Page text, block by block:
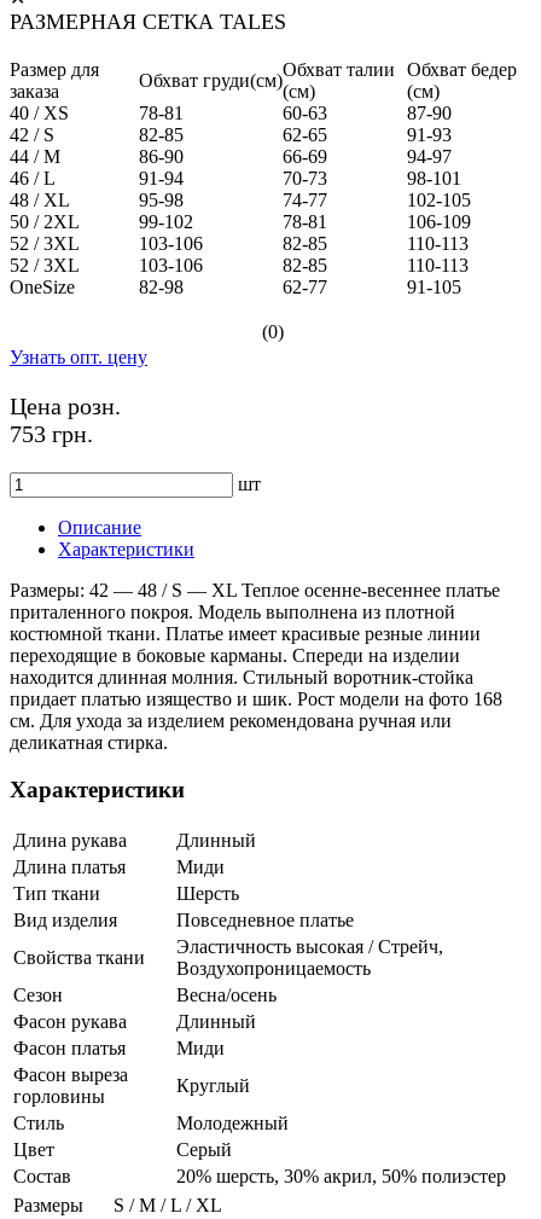
РАЗМЕРНАЯ СЕТКА TALES
Размер для
заказа
Обхват груди(см)
Обхват талии
(см)
Обхват бедер
(см)
40 / XS
78-81 60-63
87-90
42 / S
82-85 62-65
91-93
44 / M
86-90 66-69
94-97
46 / L
91-94 70-73
98-101
48 / XL
95-98 74-77
102-105
50 / 2XL
99-102 78-81
106-109
52 / 3XL
103-106 82-85
110-113
52 / 3XL
103-106 82-85
110-113
OneSize
82-98 62-77 91-105
(0)
Узнать опт. цену
Цена розн.
753 грн.
шт
Описание
Характеристики
Размеры: 42 ― 48 / S ― XL Теплое осенне-весеннее платье
приталенного покроя. Модель выполнена из плотной
костюмной ткани. Платье имеет красивые резные линии
переходящие в боковые карманы. Спереди на изделии
находится длинная молния. Стильный воротник-стойка
придает платью изящество и шик. Рост модели на фото 168
см. Для ухода за изделием рекомендована ручная или
деликатная стирка.
Характеристики
Длина рукава
Длинный
Длина платья
Миди
Тип ткани
Шерсть
Вид изделия
Повседневное платье
Свойства ткани
Эластичность высокая / Стрейч,
Воздухопроницаемость
Сезон
Весна/осень
Фасон рукава
Длинный
Фасон платья
Миди
Фасон выреза
горловины
Круглый
Стиль
Молодежный
Цвет
Серый
Состав
20% шерсть, 30% акрил, 50% полиэстер
Размеры
S / M / L / XL